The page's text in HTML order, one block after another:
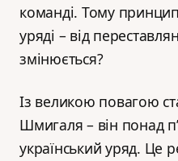
команді. Тому
уряді – від
змінюється?
Із великою повагою
Шмигаля – він понад
український уряд. Це